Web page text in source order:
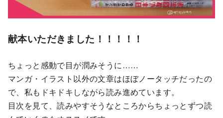
献本いただきました！！！！！
ちょっと感動で目が潤みそうに……
マンガ・イラスト以外の文章はほぼノータッチだったの
で、私もドキドキしながら読み進めています。
目次を見て、読みやすそうなところからちょっとずつ読